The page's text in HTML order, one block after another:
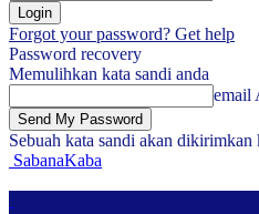
Forgot your password? Get help
Password recovery
Memulihkan kata sandi anda
email
Sebuah kata sandi akan dikirimkan
SabanaKaba